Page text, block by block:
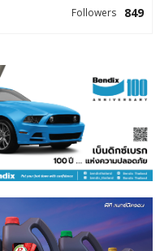
849
Followers